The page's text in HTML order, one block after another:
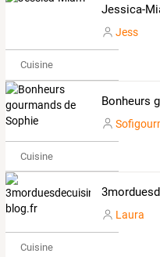
Jessica-
Jess
Cuisine
Cuisine
Laura
Cuisine